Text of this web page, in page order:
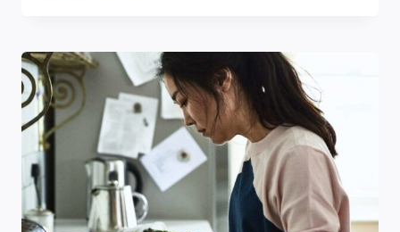
DU
SECTEUR
HÔTELIER
EST
ESSENTIELLE
POUR
PROMOUVOIR
LA
DURABILITÉ
ET